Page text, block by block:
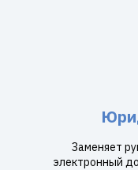
Заменяет
электронный